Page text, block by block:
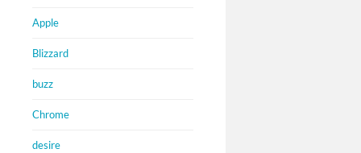
Apple
Blizzard
buzz
Chrome
desire